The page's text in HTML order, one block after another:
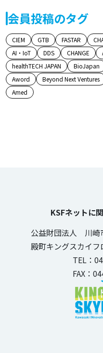
会員投稿のタグ
CIEM GTB FASTAR
AI・IoT
DDS CHANGE
healthTECH JAPAN
BioJapan
Aword
Beyond Next Ventures
Amed
KSFネットに
公益財団法人 川崎
殿町キングスカイ
TEL：
FAX：